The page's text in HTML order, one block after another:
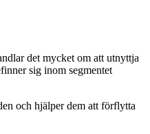
det mycket om att utnyttja
sig inom segmentet
och hjälper dem att förflytta